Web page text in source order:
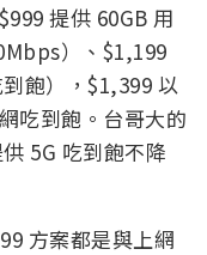
提供 60GB 用
）、$1,199
飽），$1,399 以
吃到飽。台哥大的
5G 吃到飽不降
方案都是與上網